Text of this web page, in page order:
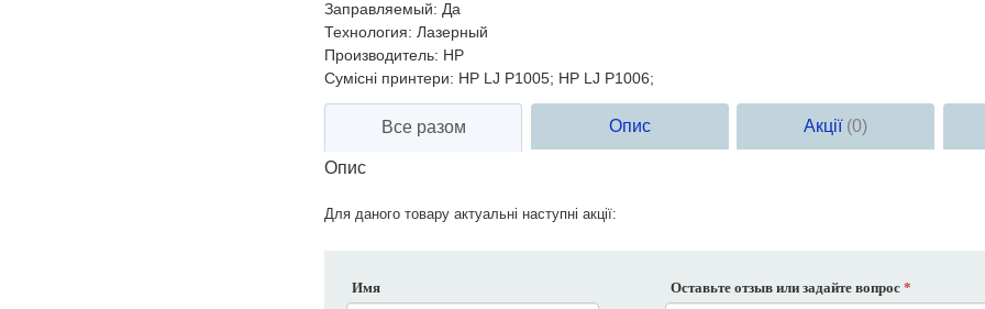
Заправляемый: Да
Технология: Лазерный
Производитель: HP
Сумісні принтери: HP LJ P1005; HP LJ P1006;
Все разом Опис Акції (0)
Опис
Для даного товару актуальні наступні акції:
Имя Оставьте отзыв или задайте вопрос *